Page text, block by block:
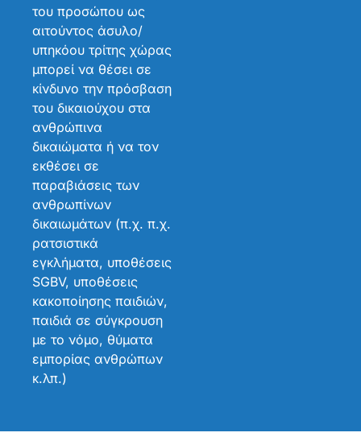
του προσώπου ως
αιτούντος άσυλο/
υπηκόου τρίτης χώρας
μπορεί να θέσει σε
κίνδυνο την πρόσβαση
του δικαιούχου στα
ανθρώπινα
δικαιώματα ή να τον
εκθέσει σε
παραβιάσεις των
ανθρωπίνων
δικαιωμάτων (π.χ. π.χ.
ρατσιστικά
εγκλήματα, υποθέσεις
SGBV, υποθέσεις
κακοποίησης παιδιών,
παιδιά σε σύγκρουση
με το νόμο, θύματα
εμπορίας ανθρώπων
κ.λπ.)